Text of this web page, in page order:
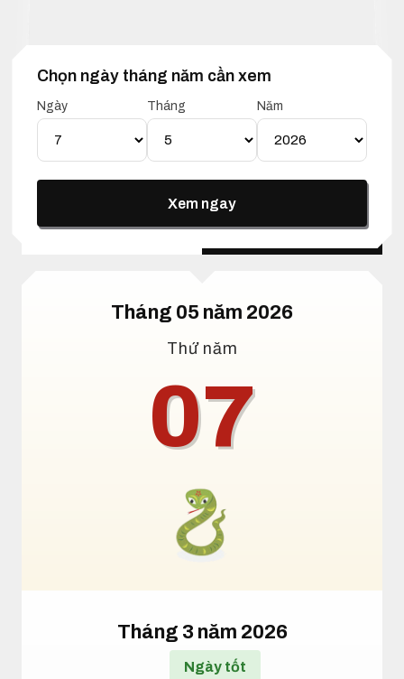
Chọn ngày tháng năm cần xem
Ngày Tháng Năm
Xem ngay
1. Xem ngày tốt xấu 7 tháng 5 năm 2026
Lịch Vạn Niên 07 Tháng 05
Năm 2026
Lịch dương Lịch âm
Tháng 05 năm 2026
Thứ năm
07
Tháng 3 năm 2026
Ngày tốt